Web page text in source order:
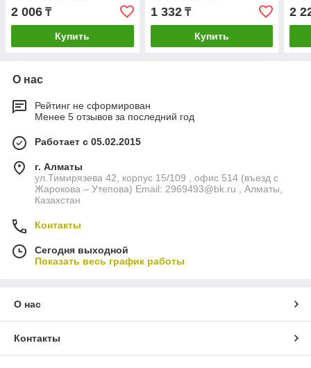
2 006 ₸
Купить
1 332₸
Купить
2
О нас
Рейтинг не сформирован
Менее 5 отзывов за последний год
Работает с 05.02.2015
г. Алматы
ул.Тимирязева 42, корпус 15/109 , офис 514 (въезд с
Жарокова – Утепова) Email: 2969493@bk.ru , Алматы,
Казахстан
Контакты
Сегодня выходной
Показать весь график работы
О нас
Контакты